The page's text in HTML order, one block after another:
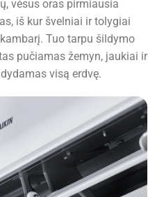
vėsus oras pirmiausia
iš kur švelniai ir tolygiai
Tuo tarpu šildymo
pučiamas žemyn, jaukiai ir
visą erdvę.